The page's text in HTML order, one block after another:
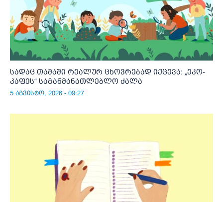
სადაც თამაში რეალურ ცხოვრებად იქცევა: „ეკო-
კაფეს“ საგანმანათლებლო ძალა
5 აგვისტო, 2026 - 09:27